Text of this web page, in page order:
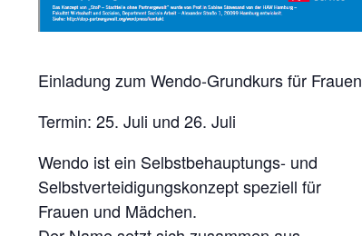
Ü
F
A
U
E
N
Einladung zum Wendo-Grundkurs für Frauen
Termin: 25. Juli und 26. Juli
Wendo ist ein Selbstbehauptungs- und
Selbstverteidigungskonzept speziell für
Frauen und Mädchen.